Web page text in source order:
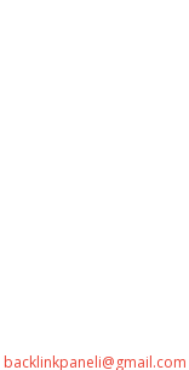
backlinkpaneli@gmail.com